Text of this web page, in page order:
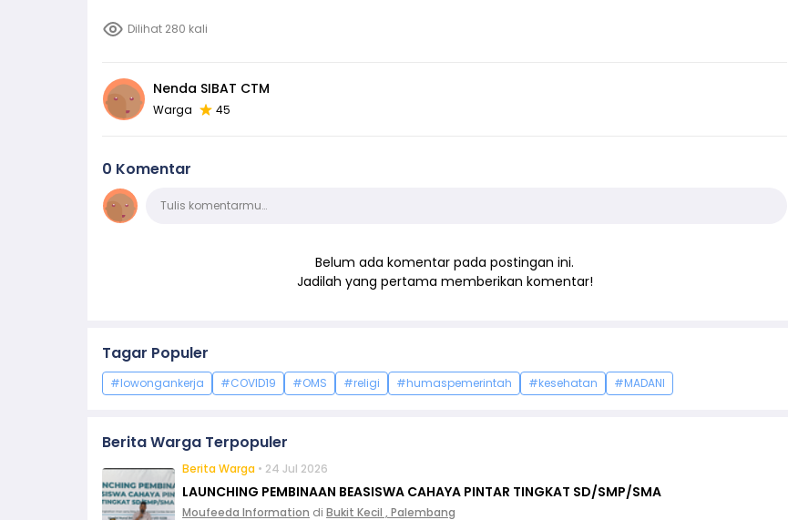
Dilihat 280 kali
Nenda SIBAT CTM
Warga 45
0 Komentar
KomentarTulis komentarmu…
Belum ada komentar pada postingan ini.
Jadilah yang pertama memberikan komentar!
Tagar Populer
#lowongankerja #COVID19 #OMS #religi #humaspemerintah #kesehatan #MADANI
Berita Warga Terpopuler
Berita Warga • 24 Jul 2026
LAUNCHING PEMBINAAN BEASISWA CAHAYA PINTAR TINGKAT SD/SMP/SMA
Moufeeda Information di Bukit Kecil , Palembang